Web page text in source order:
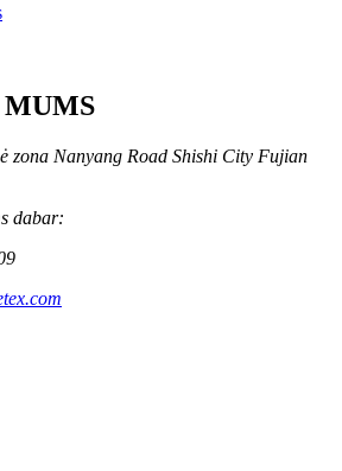
zona Nanyang Road Shishi City Fujian
dabar: